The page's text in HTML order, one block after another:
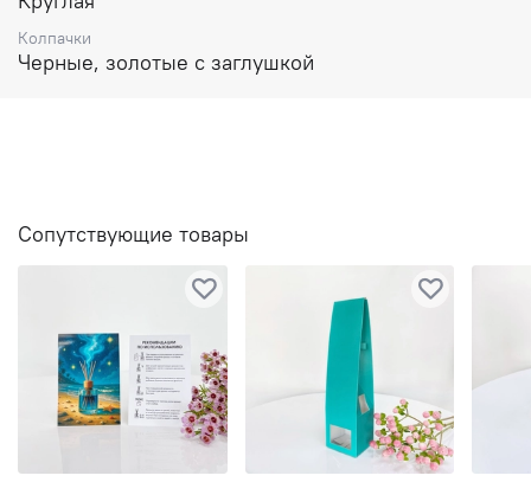
Колпачки
Черные, золотые с заглушкой
Сопутствующие товары